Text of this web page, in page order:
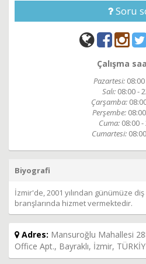
Soru
Çalışma
Pazartesi:
Salı: 08:00 -
Çarşamba:
Perşembe:
Cuma: 08:00 -
Cumartesi:
Biyografi
İzmir'de, 2001 yılından günümüze
branşlarında hizmet vermektedir.
Adres: Mansuroğlu Mahallesi
Office Apt., Bayraklı, İzmir,